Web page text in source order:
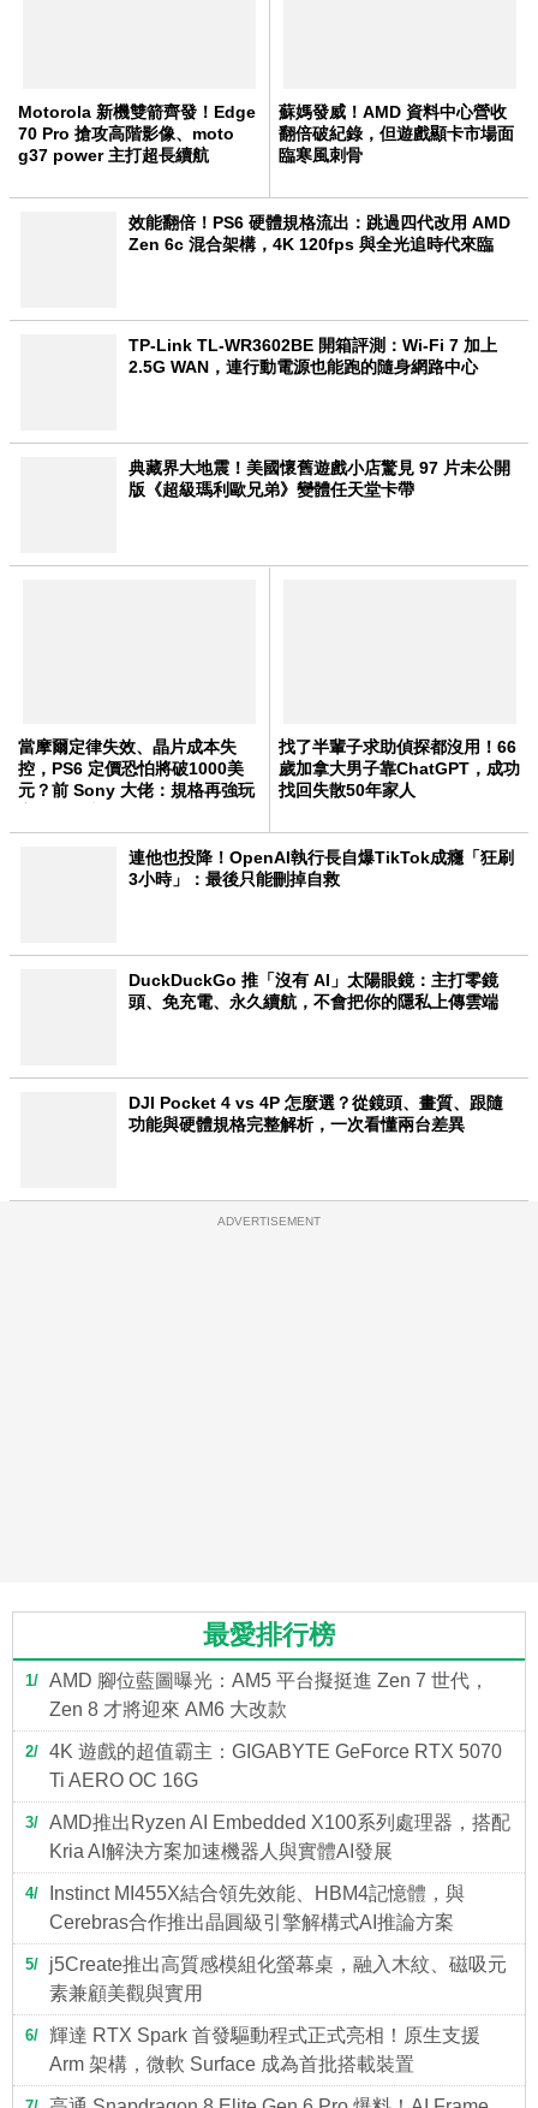
Motorola 新機雙箭齊發！Edge
70 Pro 搶攻高階影像、moto
g37 power 主打超長續航
蘇媽發威！AMD 資料中心營收
翻倍破紀錄，但遊戲顯卡市場面
臨寒風刺骨
效能翻倍！PS6 硬體規格流出：跳過四代改用 AMD
Zen 6c 混合架構，4K 120fps 與全光追時代來臨
TP-Link TL-WR3602BE 開箱評測：Wi-Fi 7 加上
2.5G WAN，連行動電源也能跑的隨身網路中心
典藏界大地震！美國懷舊遊戲小店驚見 97 片未公開
版《超級瑪利歐兄弟》變體任天堂卡帶
當摩爾定律失效、晶片成本失
控，PS6 定價恐怕將破1000美
元？前 Sony 大佬：規格再強玩
找了半輩子求助偵探都沒用！66
歲加拿大男子靠ChatGPT，成功
找回失散50年家人
連他也投降！OpenAI執行長自爆TikTok成癮「狂刷
3小時」：最後只能刪掉自救
DuckDuckGo 推「沒有 AI」太陽眼鏡：主打零鏡
頭、免充電、永久續航，不會把你的隱私上傳雲端
DJI Pocket 4 vs 4P 怎麼選？從鏡頭、畫質、跟隨
功能與硬體規格完整解析，一次看懂兩台差異
ADVERTISEMENT
最愛排行榜
1
AMD 腳位藍圖曝光：AM5 平台擬挺進 Zen 7 世代，
Zen 8 才將迎來 AM6 大改款
2
4K 遊戲的超值霸主：GIGABYTE GeForce RTX 5070
Ti AERO OC 16G
3
AMD推出Ryzen AI Embedded X100系列處理器，搭配
Kria AI解決方案加速機器人與實體AI發展
4
Instinct MI455X結合領先效能、HBM4記憶體，與
Cerebras合作推出晶圓級引擎解構式AI推論方案
5
j5Create推出高質感模組化螢幕桌，融入木紋、磁吸元
素兼顧美觀與實用
6
輝達 RTX Spark 首發驅動程式正式亮相！原生支援
Arm 架構，微軟 Surface 成為首批搭載裝置